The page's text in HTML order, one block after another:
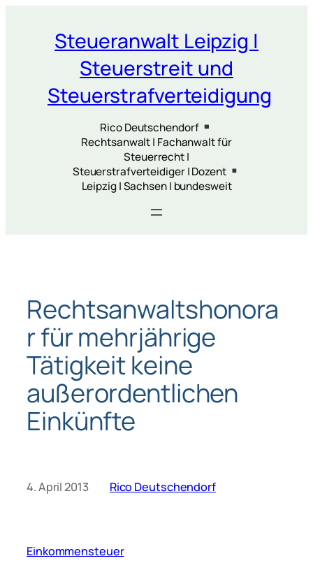
springenSteueranwalt Leipzig |
Steuerstreit und
Steuerstrafverteidigung
Rico Deutschendorf
Rechtsanwalt | Fachanwalt für
Steuerrecht |
Steuerstrafverteidiger | Dozent
Leipzig | Sachsen | bundesweit
Rechtsanwaltshonora
r für mehrjährige
Tätigkeit keine
außerordentlichen
Einkünfte
4. April 2013 Rico Deutschendorf
Einkommensteuer